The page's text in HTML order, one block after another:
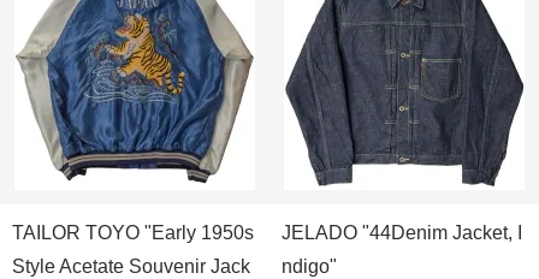
TAILOR TOYO "Early 1950s
Style Acetate Souvenir Jack
JELADO "44Denim Jacket, I
ndigo"